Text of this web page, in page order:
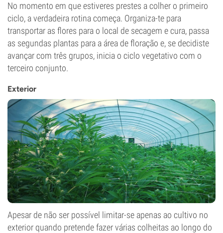
No momento em que estiveres prestes a colher o primeiro
ciclo, a verdadeira rotina começa. Organiza-te para
transportar as flores para o local de secagem e cura, passa
as segundas plantas para a área de floração e, se decidiste
avançar com três grupos, inicia o ciclo vegetativo com o
terceiro conjunto.
Exterior
Apesar de não ser possível limitar-se apenas ao cultivo no
exterior quando pretende fazer várias colheitas ao longo do